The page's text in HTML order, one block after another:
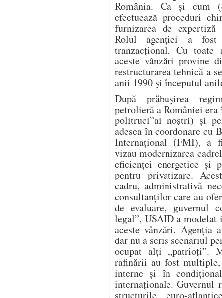
România. Ca și cum
efectuează proceduri
furnizarea de expertiză
Rolul agenției a fost
tranzacțional. Cu toate
aceste vânzări provine
restructurarea tehnică a
anii 1990 și începutul
După prăbușirea
petrolieră a României era
politruci”ai noștri) și
adesea în coordonare cu
Internațional (FMI), a
vizau modernizarea
eficienței energetice și
pentru privatizare.
cadru, administrativă
consultanților care au
de evaluare, guvernul
legal”, USAID a
aceste vânzări. Agenția
dar nu a scris scenariul
ocupat alți „patrioți”.
rafinării au fost
interne și în
internaționale. Guvernul
structurile euro-